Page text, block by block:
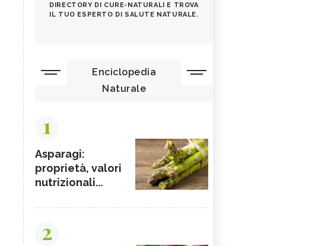
DIRECTORY DI CURE-NATURALI E TROVA
IL TUO ESPERTO DI SALUTE NATURALE.
Enciclopedia
Naturale
1
Asparagi:
proprietà, valori
nutrizionali...
2